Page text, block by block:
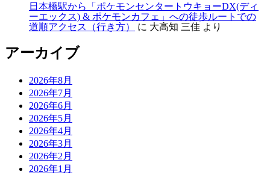
日本橋駅から「ポケモンセンタートウキョーDX(ディ
ーエックス) & ポケモンカフェ」への徒歩ルートでの
道順アクセス（行き方）
に 大高知 三佳 より
アーカイブ
2026年8月
2026年7月
2026年6月
2026年5月
2026年4月
2026年3月
2026年2月
2026年1月